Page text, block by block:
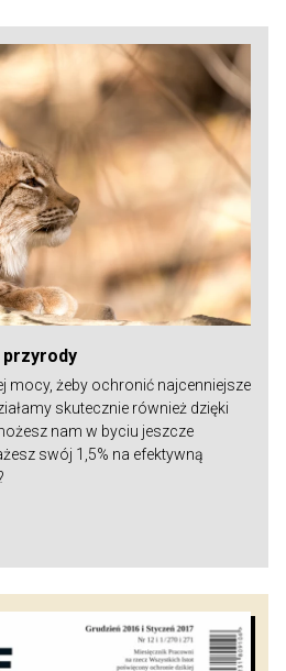
przyrody
mocy, żeby ochronić najcenniejsze
skutecznie również dzięki
nam w byciu jeszcze
swój 1,5% na efektywną